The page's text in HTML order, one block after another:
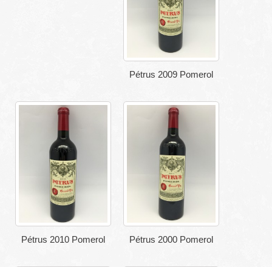
Pétrus 2009 Pomerol
Pétrus 2010 Pomerol Pétrus 2000 Pomerol